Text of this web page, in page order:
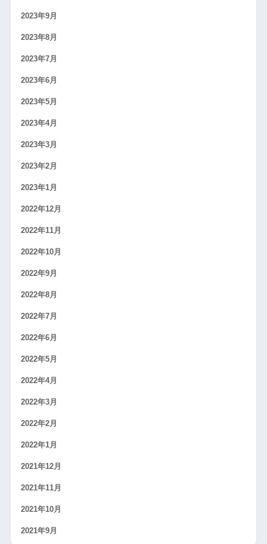
2023年9月
2023年8月
2023年7月
2023年6月
2023年5月
2023年4月
2023年3月
2023年2月
2023年1月
2022年12月
2022年11月
2022年10月
2022年9月
2022年8月
2022年7月
2022年6月
2022年5月
2022年4月
2022年3月
2022年2月
2022年1月
2021年12月
2021年11月
2021年10月
2021年9月